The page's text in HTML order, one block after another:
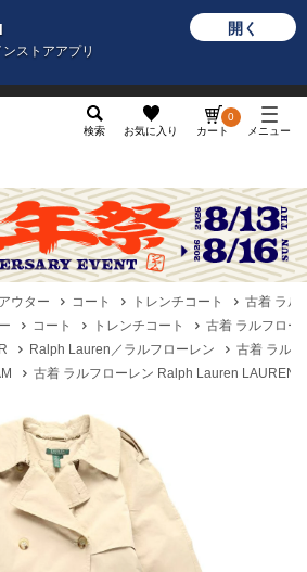
ストアアプリ
開く
検索 お気に入り カート
0
メニュー
アウター コート トレンチコート
古着 ラル
コート トレンチコート
古着 ラルフロー
R Ralph Lauren／ラルフローレン
古着 ラル
古着 ラルフローレン Ralph Lauren LAUREN